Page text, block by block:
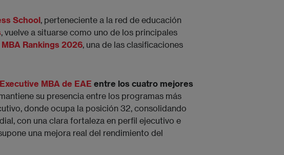
School, perteneciente a la red de educación
, vuelve a situarse como uno de los principales
Rankings 2026, una de las clasificaciones
Executive MBA de EAE entre los cuatro mejores
su presencia entre los programas más
donde ocupa la posición 32, consolidando
con una clara fortaleza en perfil ejecutivo e
una mejora real del rendimiento del